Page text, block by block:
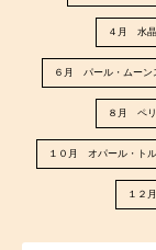
４月 水晶
６月 パール・ムーン
８月 ペリ
１０月 オパール・ト
１２